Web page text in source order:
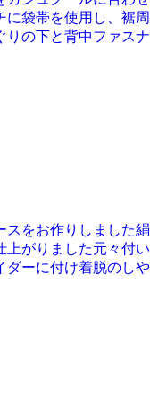
に袋帯を使用し、裾周
りの下と背中ファスナ
スをお作りしました絹
上がりました元々付い
ダーに付け着脱のしや